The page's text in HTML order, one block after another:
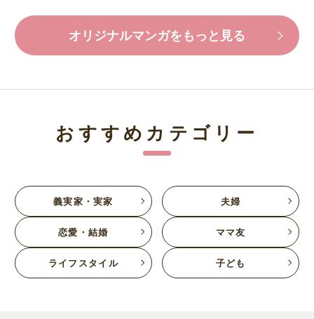
オリジナルマンガをもっと見る
おすすめカテゴリー
義実家・実家 夫婦
恋愛・結婚 ママ友
ライフスタイル 子ども